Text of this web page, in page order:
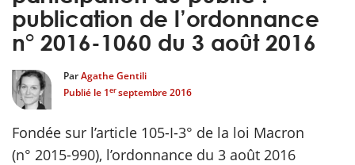
& Finances locales
publique
publication de l’ordonnance
n° 2016-1060 du 3 août 2016
ParAgathe Gentili
Publié le 1erseptembre 2016
Fondée sur l’article 105-I-3° de la loi Macron
(n° 2015-990), l’ordonnance du 3 août 2016